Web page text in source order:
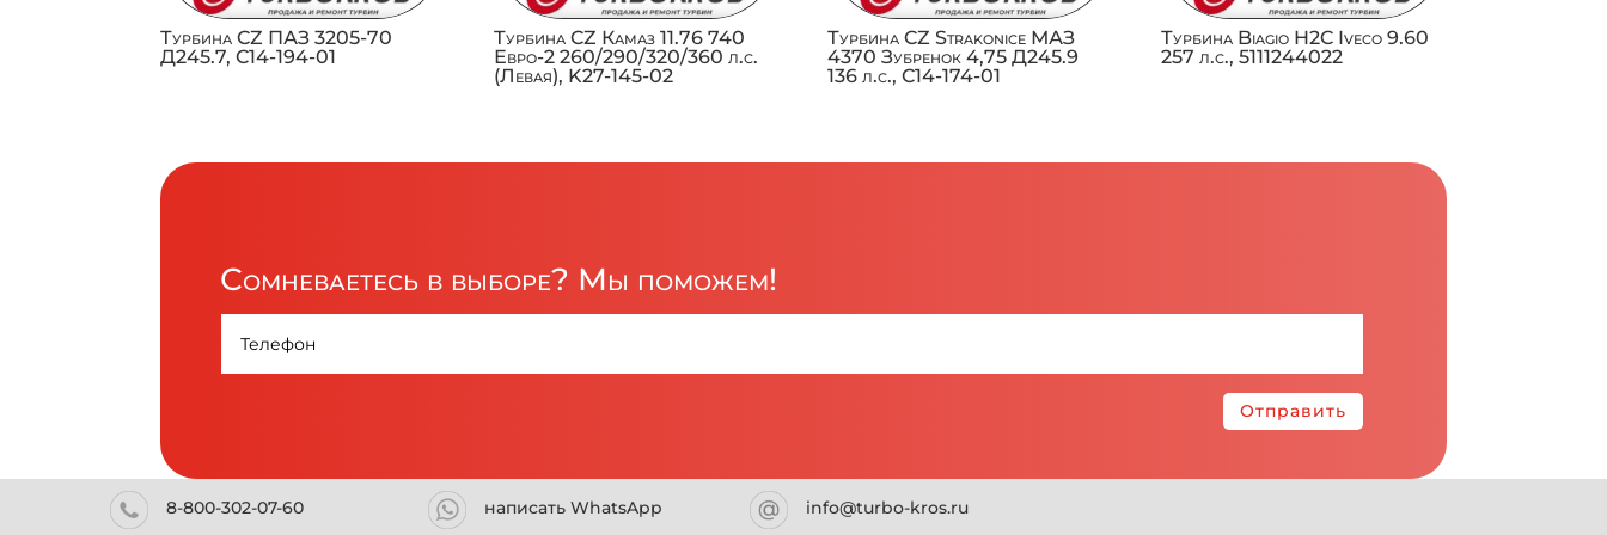
Турбина CZ ПАЗ 3205-70
Д245.7, C14-194-01
Турбина CZ Камаз 11.76 740
Евро-2 260/290/320/360 л.с.
(Левая), K27-145-02
Турбина CZ Strakonice МАЗ
4370 Зубренок 4,75 Д245.9
136 л.с., C14-174-01
Турбина Biagio H2C Iveco 9.60
257 л.с., 5111244022
Сомневаетесь в выборе? Мы поможем!
Отправить
8-800-302-07-60 написать WhatsApp info@turbo-kros.ru